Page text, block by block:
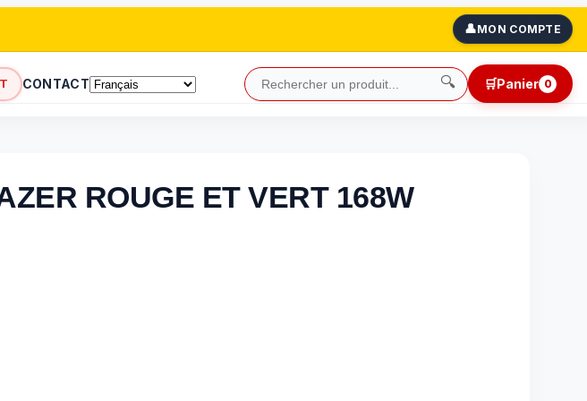
👤MON COMPTE
CONTACT 🔍 🛒Panier 0
ROUGE ET VERT 168W